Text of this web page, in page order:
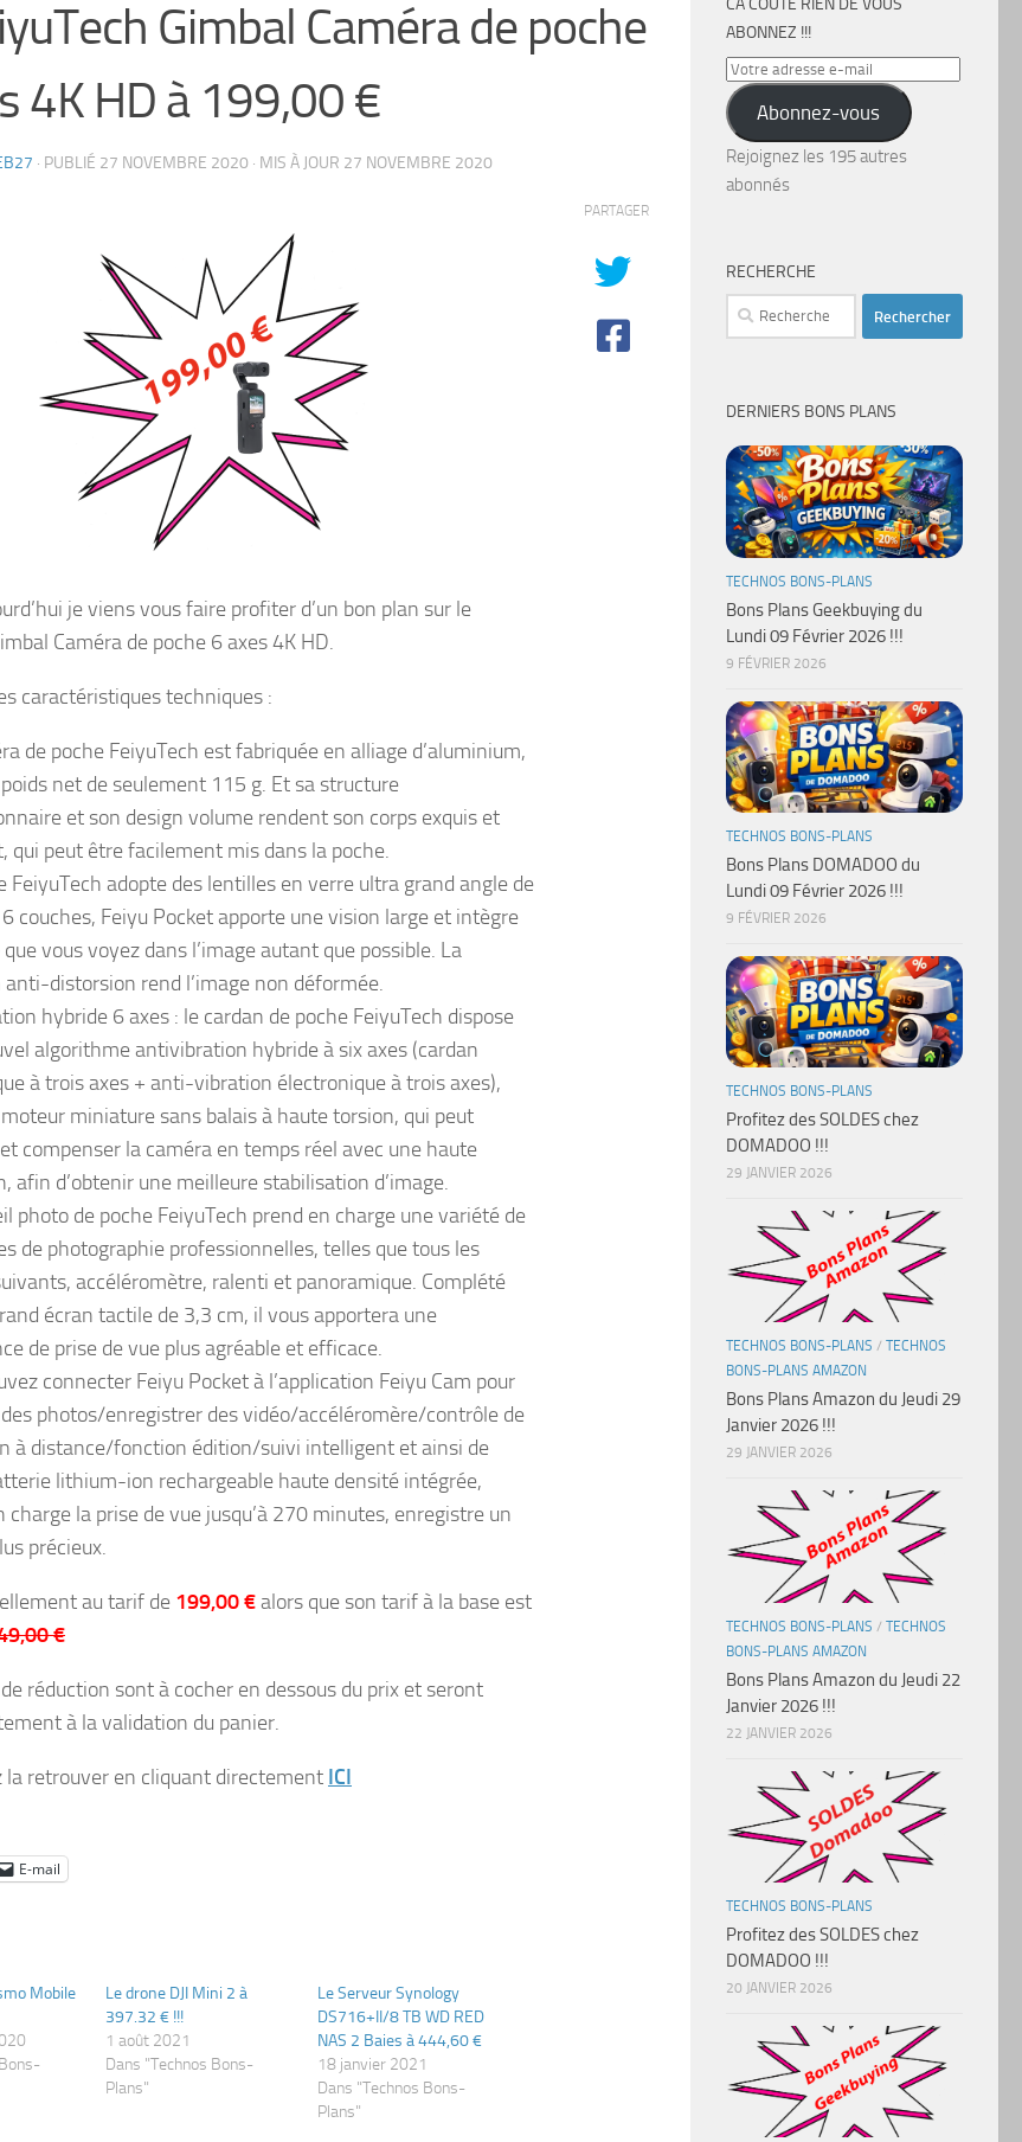
Gimbal Caméra de poche
4K HD à 199,00 €
· PUBLIÉ 27 NOVEMBRE 2020 · MIS À JOUR 27 NOVEMBRE 2020
je viens vous faire profiter d’un bon plan sur le
Caméra de poche 6 axes 4K HD.
caractéristiques techniques :
de poche FeiyuTech est fabriquée en alliage d’aluminium,
net de seulement 115 g. Et sa structure
et son design volume rendent son corps exquis et
qui peut être facilement mis dans la poche.
FeiyuTech adopte des lentilles en verre ultra grand angle de
couches, Feiyu Pocket apporte une vision large et intègre
vous voyez dans l’image autant que possible. La
distorsion rend l’image non déformée.
hybride 6 axes : le cardan de poche FeiyuTech dispose
algorithme antivibration hybride à six axes (cardan
à trois axes + anti-vibration électronique à trois axes),
miniature sans balais à haute torsion, qui peut
compenser la caméra en temps réel avec une haute
afin d’obtenir une meilleure stabilisation d’image.
photo de poche FeiyuTech prend en charge une variété de
de photographie professionnelles, telles que tous les
accéléromètre, ralenti et panoramique. Complété
écran tactile de 3,3 cm, il vous apportera une
de prise de vue plus agréable et efficace.
connecter Feiyu Pocket à l’application Feiyu Cam pour
photos/enregistrer des vidéo/accéléromère/contrôle de
à distance/fonction édition/suivi intelligent et ainsi de
lithium-ion rechargeable haute densité intégrée,
charge la prise de vue jusqu’à 270 minutes, enregistre un
précieux.
au tarif de 199,00 €alors que son tarif à la base est
€
de réduction sont à cocher en dessous du prix et seront
à la validation du panier.
la retrouver en cliquant directement ICI
E-mail
Mobile
Le drone DJI Mini 2 à
397.32 € !!!
1 août 2021
Dans "Technos Bons-
Plans"
Le Serveur Synology
DS716+II/8 TB WD RED
NAS 2 Baies à 444,60 €
18 janvier 2021
Dans "Technos Bons-
Plans"
PARTAGER
CA COÛTE RIEN DE VOUS
ABONNEZ !!!
Votre
adresse
e-
mail
Abonnez-vous
Rejoignez les 195 autres
abonnés
RECHERCHE
Rechercher :
DERNIERS BONS PLANS
TECHNOS BONS-PLANS
Bons Plans Geekbuying du
Lundi 09 Février 2026 !!!
9 FÉVRIER 2026
TECHNOS BONS-PLANS
Bons Plans DOMADOO du
Lundi 09 Février 2026 !!!
9 FÉVRIER 2026
TECHNOS BONS-PLANS
Profitez des SOLDES chez
DOMADOO !!!
29 JANVIER 2026
TECHNOS BONS-PLANS / TECHNOS
BONS-PLANS AMAZON
Bons Plans Amazon du Jeudi 29
Janvier 2026 !!!
29 JANVIER 2026
TECHNOS BONS-PLANS / TECHNOS
BONS-PLANS AMAZON
Bons Plans Amazon du Jeudi 22
Janvier 2026 !!!
22 JANVIER 2026
TECHNOS BONS-PLANS
Profitez des SOLDES chez
DOMADOO !!!
20 JANVIER 2026